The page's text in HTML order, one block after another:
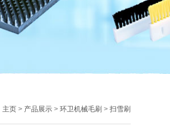
主页> 产品展示> 环卫机械毛刷 > 扫雪刷